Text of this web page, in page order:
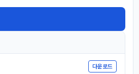
다운로드